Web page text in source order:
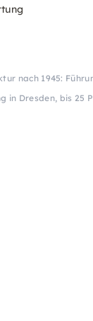
nach 1945:
in Dresden, bis 25